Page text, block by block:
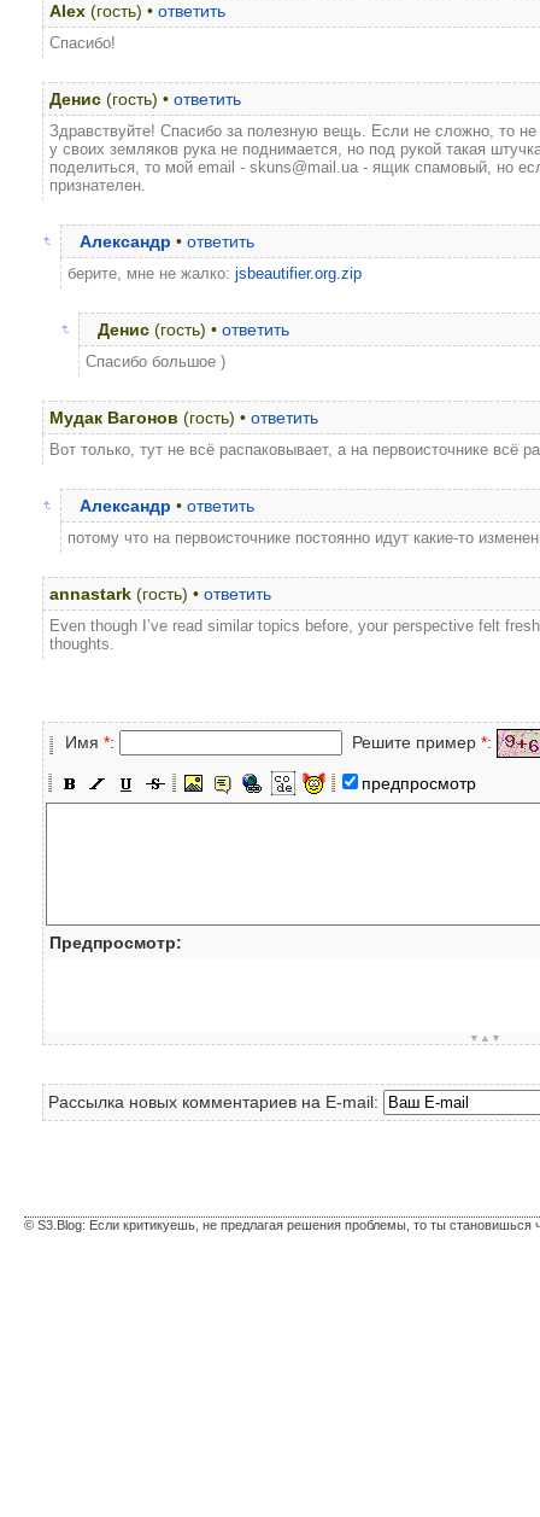
Alex (гость) • ответить
Спасибо!
Денис (гость) • ответить
Здравствуйте! Спасибо за полезную вещь. Если не сложно, то
у своих земляков рука не поднимается, но под рукой такая
поделиться, то мой email - skuns@mail.ua - ящик спамовый, но
признателен.
Александр • ответить
берите, мне не жалко: jsbeautifier.org.zip
Денис (гость) • ответить
Спасибо большое )
Мудак Вагонов (гость) • ответить
Вот только, тут не всё распаковывает, а на первоисточнике всё
Александр • ответить
потому что на первоисточнике постоянно идут какие-то
annastark (гость) • ответить
Even though I’ve read similar topics before, your perspective felt
thoughts.
Имя *: Решите пример *:
предпросмотр
Предпросмотр:
▼▲▼
Рассылка новых комментариев на E-mail:
© S3.Blog: Если критикуешь, не предлагая решения проблемы, то ты становишься